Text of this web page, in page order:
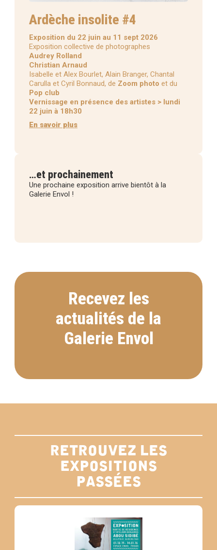
Ardèche insolite #4
Exposition du 22 juin au 11 sept 2026
Exposition collective de photographes
Audrey Rolland
Christian Arnaud
Isabelle et Alex Bourlet, Alain Branger, Chantal
Carulla et Cyril Bonnaud, de Zoom photo et du
Pop club
Vernissage en présence des artistes > lundi
22 juin à 18h30
En savoir plus
…et prochainement
Une prochaine exposition arrive bientôt à la
Galerie Envol !
Recevez les
actualités de la
Galerie Envol
retrouvez les
expositions
passées